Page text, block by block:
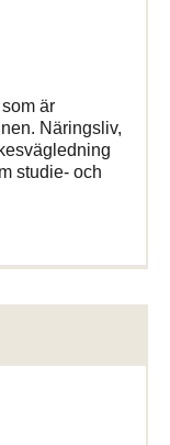
är
Näringsliv,
studie- och